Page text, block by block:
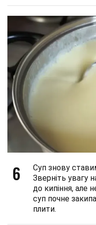
6
Суп знову
Зверніть увагу
до кипіння, але
суп почне
плити.